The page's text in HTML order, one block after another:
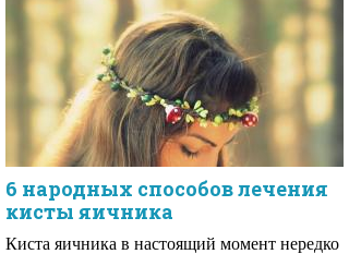
6 народных способов лечения
кисты яичника
Киста яичника в настоящий момент нередко